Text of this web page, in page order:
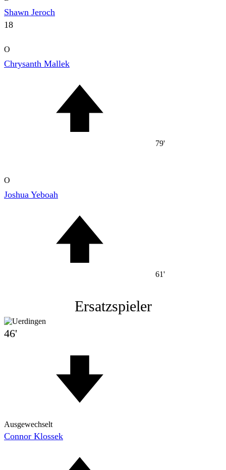
Shawn Jeroch
18
O
Chrysanth Mallek
79'
O
Joshua Yeboah
61'
Ersatzspieler
46'
Ausgewechselt
Connor Klossek